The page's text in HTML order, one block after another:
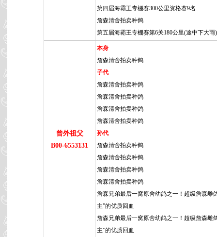
第四届海霸王专棚赛300公里资格赛9名
詹森清舍拍卖种鸽
第五届海霸王专棚赛第6关180公里(途中下大雨
曾外祖父
B00-6553131
本身
詹森清舍拍卖种鸽
子代
詹森清舍拍卖种鸽
詹森清舍拍卖种鸽
詹森清舍拍卖种鸽
詹森清舍拍卖种鸽
孙代
詹森清舍拍卖种鸽
詹森清舍拍卖种鸽
詹森清舍拍卖种鸽
詹森清舍拍卖种鸽
詹森兄弟最后一窝原舍幼鸽之一！超级詹森雌
主”的优质回血
詹森兄弟最后一窝原舍幼鸽之一！超级詹森雌
主”的优质回血